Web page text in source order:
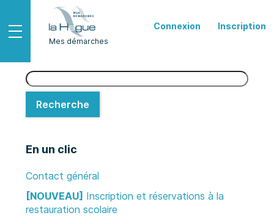
Mes démarches
Connexion Inscription
Ouvrir le menu
Recherche
Recherche
En un clic
Contact général
[NOUVEAU] Inscription et réservations à la
restauration scolaire
*